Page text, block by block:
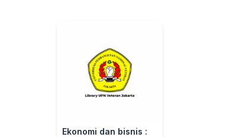
Ekonomi dan bisnis :